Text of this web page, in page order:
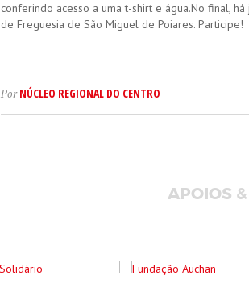
conferindo acesso a uma t-shirt e água.No final,
de Freguesia de São Miguel de Poiares. Participe!
PorNÚCLEO REGIONAL DO CENTRO
APOIOS